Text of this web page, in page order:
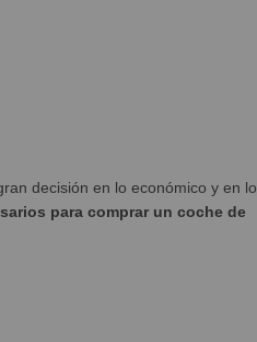
decisión en lo económico y en lo
para comprar un coche de